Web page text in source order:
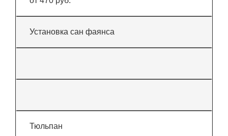
Установка сан фаянса
Тюльпан